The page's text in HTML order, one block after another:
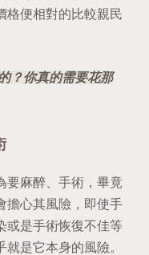
格便相對的比較親民
？你真的需要花那
要麻醉、手術，畢竟
擔心其風險，即使手
或是手術恢復不佳等
是它本身的風險。